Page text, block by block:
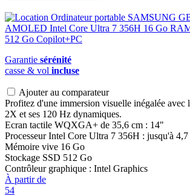
Garantie sérénité
casse & vol incluse
Ajouter au comparateur
Profitez d'une immersion visuelle inégalée
2X et ses 120 Hz dynamiques.
Ecran tactile WQXGA+ de 35,6 cm : 14"
Processeur Intel Core Ultra 7 356H : jusqu'à
Mémoire vive 16 Go
Stockage SSD 512 Go
Contrôleur graphique : Intel Graphics
À partir de
54